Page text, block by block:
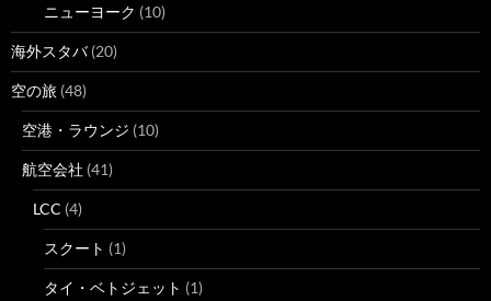
ニューヨーク (10)
海外スタバ(20)
空の旅 (48)
空港・ラウンジ (10)
航空会社 (41)
LCC (4)
スクート (1)
タイ・ベトジェット (1)